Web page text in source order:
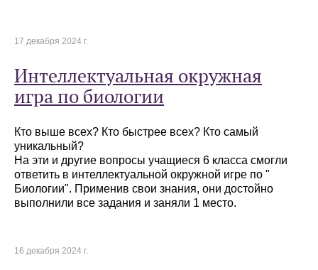
17 декабря 2024 г.
Интеллектуальная окружная
игра по биологии
Кто выше всех? Кто быстрее всех? Кто самый
уникальный?
На эти и другие вопросы учащиеся 6 класса смогли
ответить в интеллектуальной окружной игре по "
Биологии". Применив свои знания, они достойно
выполнили все задания и заняли 1 место.
16 декабря 2024 г.